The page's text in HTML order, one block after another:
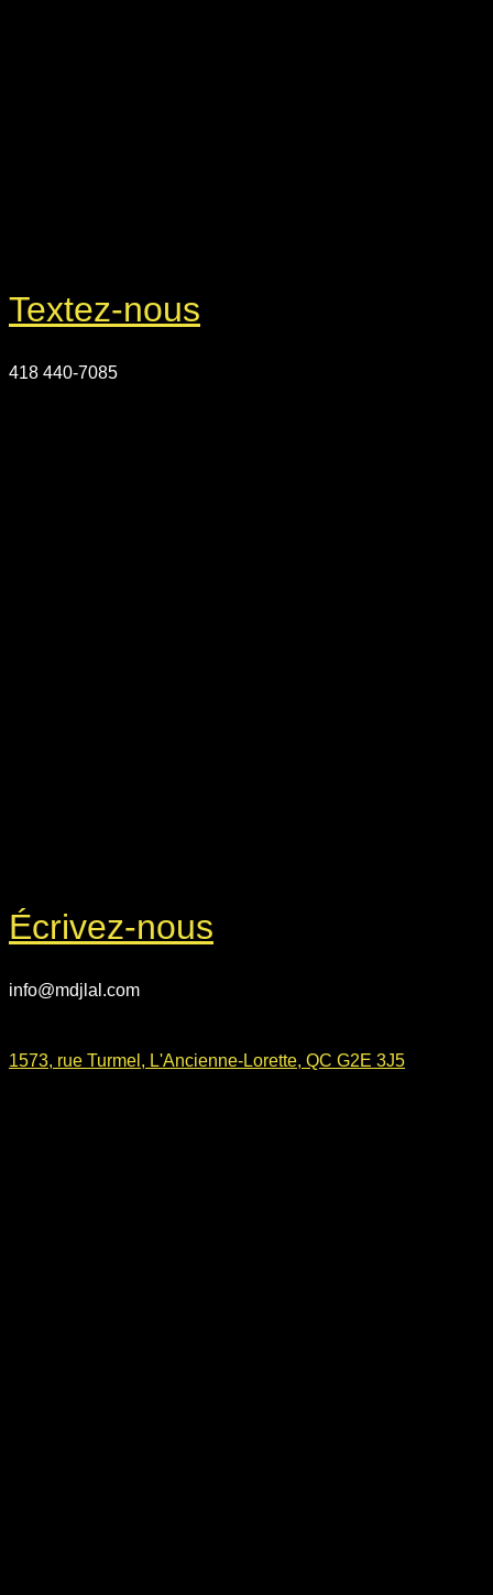
Textez-nous
418 440-7085
Écrivez-nous
info@mdjlal.com
1573, rue Turmel, L'Ancienne-Lorette, QC G2E 3J5